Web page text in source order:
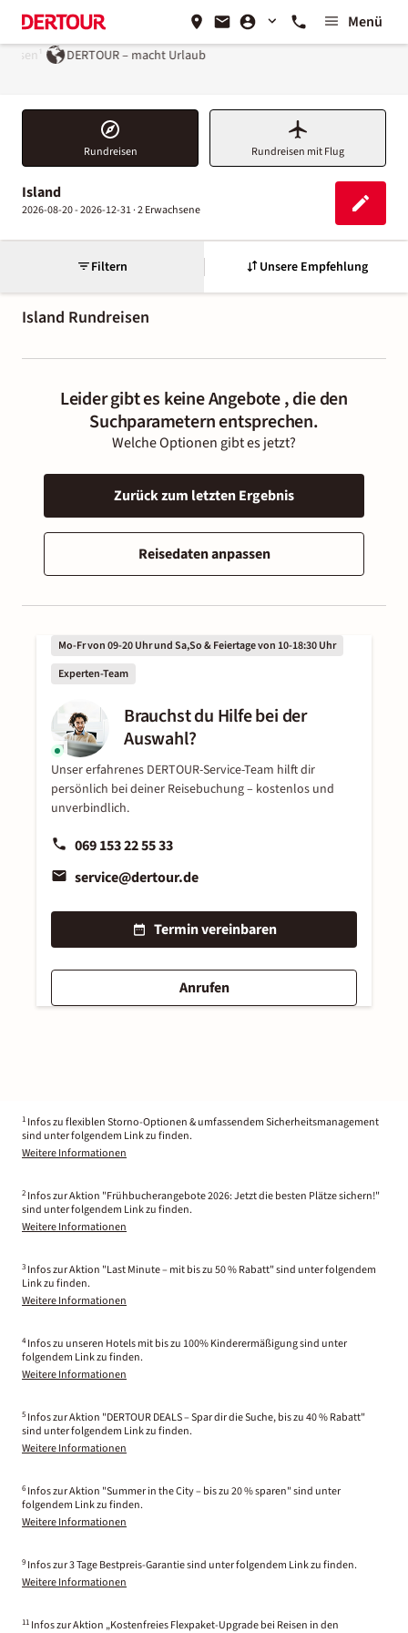
Menü
DERTOUR – macht Urlaub
Rundreisen Rundreisen mit Flug
Island
2026-08-20 - 2026-12-31 ·2 Erwachsene
Filtern Unsere Empfehlung
Island Rundreisen
Leider gibt es keine Angebote , die den
Suchparametern entsprechen.
Welche Optionen gibt es jetzt?
Zurück zum letzten Ergebnis
Reisedaten anpassen
Mo-Fr von 09-20 Uhr und Sa,So & Feiertage von 10-18:30 Uhr
Experten-Team
Brauchst du Hilfe bei der
Auswahl?
Unser erfahrenes DERTOUR-Service-Team hilft dir
persönlich bei deiner Reisebuchung – kostenlos und
unverbindlich.
069 153 22 55 33
service@dertour.de
Termin vereinbaren
Anrufen
1 Infos zu flexiblen Storno-Optionen & umfassendem Sicherheitsmanagement
sind unter folgendem Link zu finden.
Weitere Informationen
2 Infos zur Aktion "Frühbucherangebote 2026: Jetzt die besten Plätze sichern!"
sind unter folgendem Link zu finden.
Weitere Informationen
3 Infos zur Aktion "Last Minute – mit bis zu 50 % Rabatt" sind unter folgendem
Link zu finden.
Weitere Informationen
4 Infos zu unseren Hotels mit bis zu 100% Kinderermäßigung sind unter
folgendem Link zu finden.
Weitere Informationen
5 Infos zur Aktion "DERTOUR DEALS – Spar dir die Suche, bis zu 40 % Rabatt"
sind unter folgendem Link zu finden.
Weitere Informationen
6 Infos zur Aktion "Summer in the City – bis zu 20 % sparen" sind unter
folgendem Link zu finden.
Weitere Informationen
9 Infos zur 3 Tage Bestpreis-Garantie sind unter folgendem Link zu finden.
Weitere Informationen
11 Infos zur Aktion „Kostenfreies Flexpaket-Upgrade bei Reisen in den